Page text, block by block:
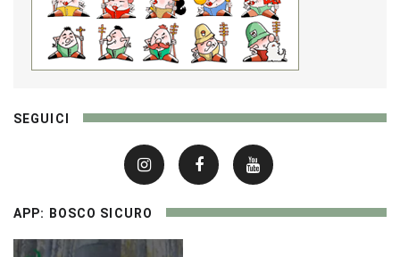
SEGUICI
APP: BOSCO SICURO